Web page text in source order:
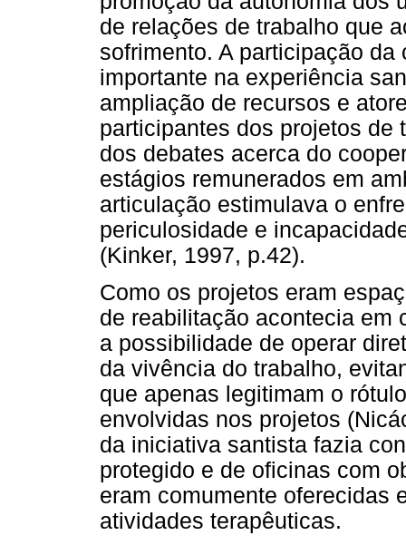
de relações de trabalho que
sofrimento. A participação
importante na experiência
ampliação de recursos e
participantes dos projetos de
dos debates acerca do
estágios remunerados em
articulação estimulava o
periculosidade e
(Kinker, 1997, p.42).
Como os projetos eram
de reabilitação acontecia em
a possibilidade de operar
da vivência do trabalho,
que apenas legitimam o
envolvidas nos projetos
da iniciativa santista fazia
protegido e de oficinas com
eram comumente oferecidas
atividades terapêuticas.